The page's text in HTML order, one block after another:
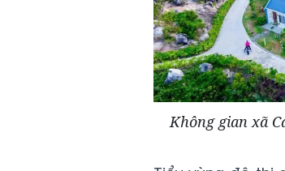
Không gian xã